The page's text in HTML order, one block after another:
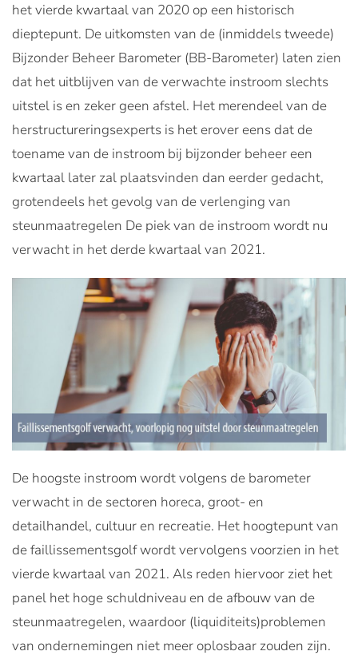
het vierde kwartaal van 2020 op een historisch
dieptepunt. De uitkomsten van de (inmiddels tweede)
Bijzonder Beheer Barometer (BB-Barometer) laten zien
dat het uitblijven van de verwachte instroom slechts
uitstel is en zeker geen afstel. Het merendeel van de
herstructureringsexperts is het erover eens dat de
toename van de instroom bij bijzonder beheer een
kwartaal later zal plaatsvinden dan eerder gedacht,
grotendeels het gevolg van de verlenging van
steunmaatregelen De piek van de instroom wordt nu
verwacht in het derde kwartaal van 2021.
De hoogste instroom wordt volgens de barometer
verwacht in de sectoren horeca, groot- en
detailhandel, cultuur en recreatie. Het hoogtepunt van
de faillissementsgolf wordt vervolgens voorzien in het
vierde kwartaal van 2021. Als reden hiervoor ziet het
panel het hoge schuldniveau en de afbouw van de
steunmaatregelen, waardoor (liquiditeits)problemen
van ondernemingen niet meer oplosbaar zouden zijn.